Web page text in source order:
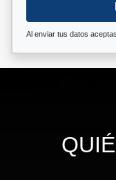
Al enviar tus datos